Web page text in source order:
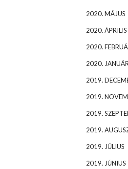
2020. MÁJUS
2020. ÁPRILIS
2020.
2020. JANUÁR
2019.
2019.
2019.
2019.
2019. JÚLIUS
2019. JÚNIUS